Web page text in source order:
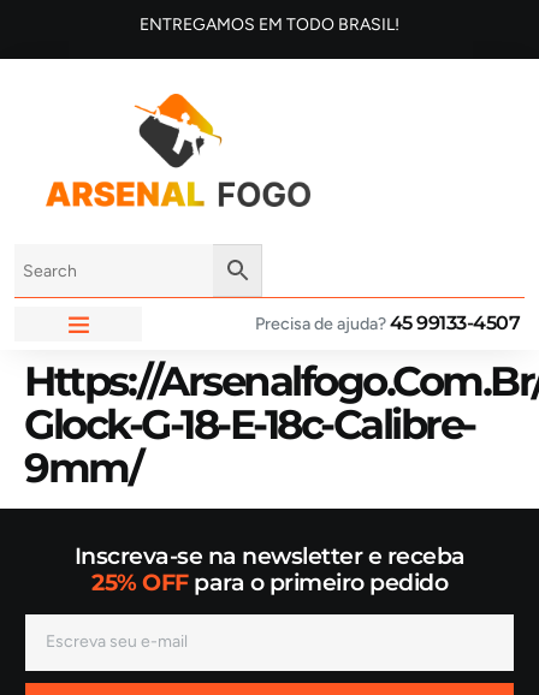
ENTREGAMOS EM TODO BRASIL!
Precisa de ajuda?45 99133-4507
Https://
Glock-G-18-E-18c-Calibre-
9mm/
Inscreva-se na newsletter e receba
25% OFFpara o primeiro pedido